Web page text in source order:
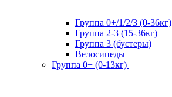
Группа 0+/1/2/3 (0-36кг)
Группа 2-3 (15-36кг)
Группа 3 (бустеры)
Велосипеды
Группа 0+ (0-13кг)